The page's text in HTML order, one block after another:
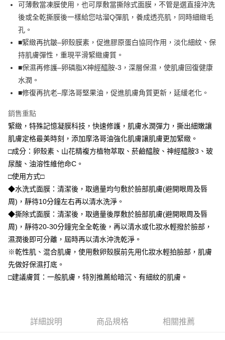
街口支付
悠遊付
Google Pay
全盈+PAY
大哥付你分期
相關說明
1.本服務由台灣大哥大提供，台灣大哥大用戶可立即使用無須另外申請。
2.付款方式選擇「大哥付你分期」，訂單成立後會自動跳轉到大哥付的交易
流程，驗證手機門號後，選擇欲分期的期數、繳款截止日，確認付款後即完
成交易。
3.實際核准額度、可分期數及費用金額請依後續交易確認頁面所載為準。
4.訂單成立30分鐘內，如未前往確認交易或遇審核未通過，訂單將自動取
法說明評估內容。
【繳款方式說明】
1.分期款項不併入電信帳單，「大哥付你分期」於每月結算日後寄送繳費提
醒簡訊。
2.透過簡訊連結打開帳單後，可選擇「超商條碼／台灣大直營門市／銀行轉
帳／街口支付／iPASS MONEY」等通路繳費。
【注意事項】
1.本服務係由「台灣大哥大股份有限公司」（以下簡稱本公司）所提供，讓
用戶於交易時，得透過本服務購買商品或服務，並由商店將買賣／分期付款
買賣價金債權讓與本公司後，依約使用本公司帳單繳交帳款。
2.基於同意付款使用「大哥付你分期」之契約關係目的，商店將以您的個人
AFTEE先享後付
相關說明
【關於「AFTEE先享後付」】
AFTEE先享後付是「在收到商品之後才付款」的支付方式。 讓您購物簡單
便利好安心！
１．簡單：不需註冊會員、不需綁卡、不需儲值。
２．便利：只要手機號碼，簡訊認證，即可結帳。
【「AFTEE先享後付」結帳流程】
１．於結帳方式選擇「AFTEE先享後付」後，將跳轉至「AFTEE先享後付」
結帳頁面，進行簡訊認證並確認金額後，即可完成結帳。
２．訂單成立數日內，您將收到繳費通知簡訊。
３．收到繳費通知簡訊後14天內，點擊此簡訊中的連結，可透過四大超商／
※ 請注意：結帳手續完成當下不需立刻繳費，但若您需要取消訂單，請聯絡
購買商品的店家。未經商家同意取消之訂單仍視為有效，需透過AFTEE先享
後付繳納相關費用。
※ 交易是否成功請以「AFTEE先享後付 」之結帳頁面顯示為準，若有關於
【注意事項】
貨到付款
運送方式
全家付款取貨
每筆NT$70，滿NT$1,000(含以上)免運費
付款後全家取貨
每筆NT$70，滿NT$1,000(含以上)免運費
萊爾富取貨付款
每筆NT$70，滿NT$1,000(含以上)免運費
可薄敷當凍膜使用，也可厚敷當撕除式面膜，不管是選直接沖洗
後或全乾撕膜後一樣給您咕溜Q彈肌，養成透亮肌，同時細緻毛
孔。
■緊緻再抗皺–卵殼膜素，促進膠原蛋白協同作用，淡化細紋、保
持肌膚彈性，重現平滑緊緻膚質。
■保濕再修護–卵磷脂X神經醯胺-3，深層保濕，使肌膚回復健康
水潤。
■修復再抗老–摩洛哥堅果油，促進肌膚角質更新，延緩老化。
銷售重點
緊緻，特殊記憶凝膜科技，快速修護，肌膚水潤彈力，撕出細嫩讓
肌膚定格最美時刻，添加摩洛哥油強化肌膚讓肌膚更加緊緻。
□成分：卵殼素、山花精複方植物萃取、菸鹼醯胺、神經醯胺3、玻
尿酸、油溶性維他命C。
□使用方式□
◆水洗式面膜：清潔後，取適量均勻敷於臉部肌膚(避開眼周及唇
周)，靜待10分鐘左右再以清水洗淨。
◆撕除式面膜：清潔後，取適量後厚敷於臉部肌膚(避開眼周及唇
周)，靜待20-30分鐘完全全乾後，再以清水或化妝水輕撥於臉部，
濕潤後即可分離，屆時再以清水沖洗乾淨。
※乾性肌、混合肌膚，使用敷卵殼膜前先用化妝水輕拍臉部，肌膚
先做好保濕打底。
□建議膚質：一般肌膚，特別推薦給暗沉、有細紋的肌膚。
詳細說明 商品規格 相關推薦